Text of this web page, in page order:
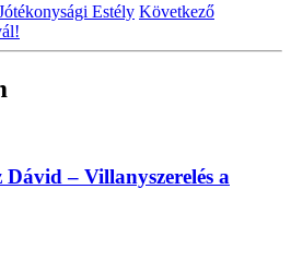
Estély Következő
– Villanyszerelés a